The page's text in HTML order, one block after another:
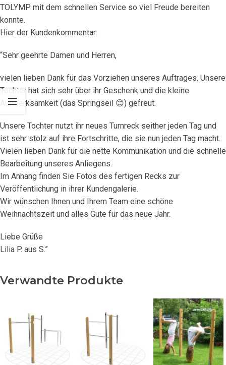
TOLYMP mit dem schnellen Service so viel Freude bereiten
konnte.
Hier der Kundenkommentar:
“Sehr geehrte Damen und Herren,
vielen lieben Dank für das Vorziehen unseres Auftrages. Unsere
Tochter hat sich sehr über ihr Geschenk und die kleine
Aufmerksamkeit (das Springseil 😊) gefreut.
Unsere Tochter nutzt ihr neues Turnreck seither jeden Tag und
ist sehr stolz auf ihre Fortschritte, die sie nun jeden Tag macht.
Vielen lieben Dank für die nette Kommunikation und die schnelle
Bearbeitung unseres Anliegens.
Im Anhang finden Sie Fotos des fertigen Recks zur
Veröffentlichung in ihrer Kundengalerie.
Wir wünschen Ihnen und Ihrem Team eine schöne
Weihnachtszeit und alles Gute für das neue Jahr.
Liebe Grüße
Lilia P. aus S.”
Verwandte Produkte